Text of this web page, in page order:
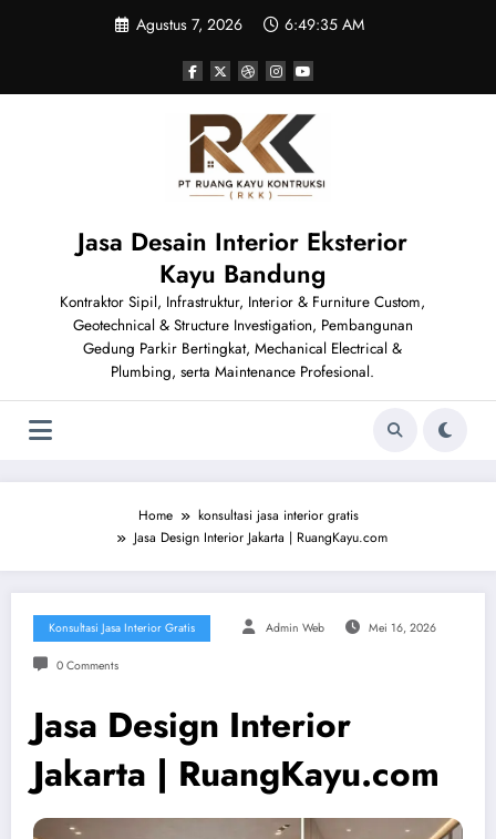
Agustus 7, 2026 6:49:37 AM
Jasa Desain Interior Eksterior
Kayu Bandung
Kontraktor Sipil, Infrastruktur, Interior & Furniture Custom,
Geotechnical & Structure Investigation, Pembangunan
Gedung Parkir Bertingkat, Mechanical Electrical &
Plumbing, serta Maintenance Profesional.
Home
konsultasi jasa interior gratis
Jasa Design Interior Jakarta | RuangKayu.com
Konsultasi Jasa Interior Gratis Admin Web Mei 16, 2026
0 Comments
Jasa Design Interior
Jakarta | RuangKayu.com